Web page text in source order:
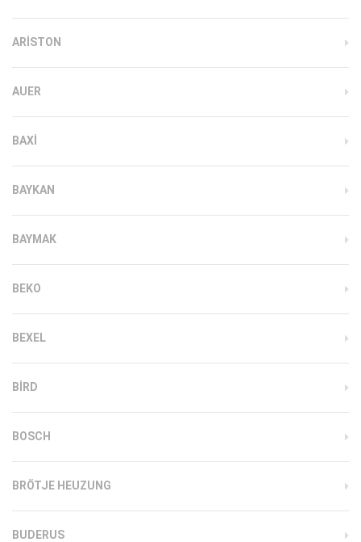
ARISTON
AUER
BAXI
BAYKAN
BAYMAK
BEKO
BEXEL
BIRD
BOSCH
BRÖTJE HEUZUNG
BUDERUS